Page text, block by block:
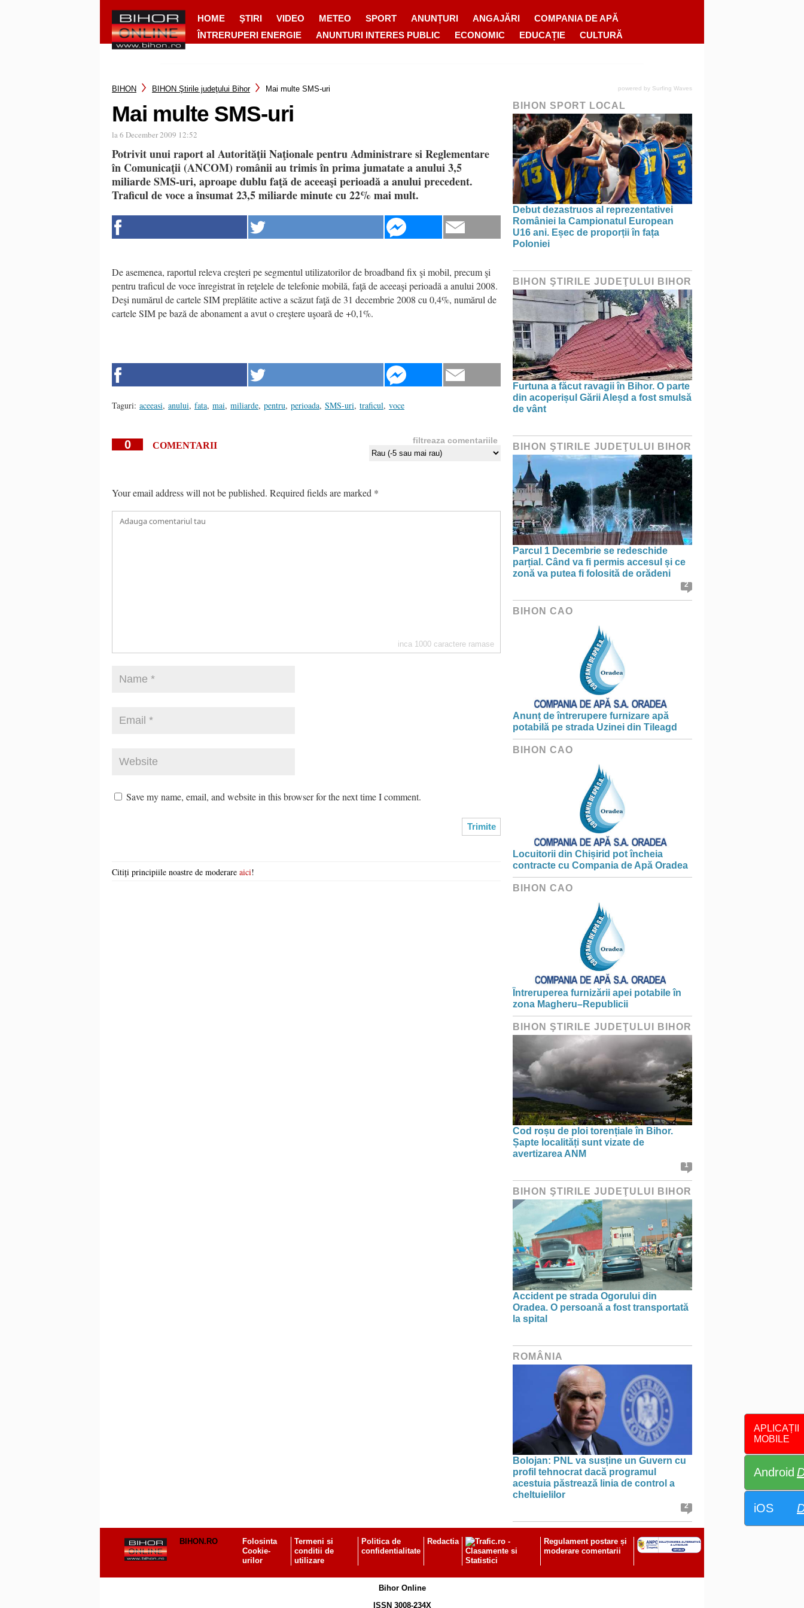
HOME ŞTIRI VIDEO METEO SPORT ANUNȚURI ANGAJĂRI
COMPANIA DE APĂ
ÎNTRERUPERI ENERGIE
ANUNTURI INTERES PUBLIC ECONOMIC EDUCAȚIE CULTURĂ
APLICAȚII
MOBILE
Android
iOS
BIHON BIHON Ştirile judeţului Bihor Mai multe SMS-uri
Mai multe SMS-uri
la 6 December 2009 12:52
Potrivit unui raport al Autorităţii Naţionale pentru Administrare si Reglementare
în Comunicaţii (ANCOM) românii au trimis în prima jumatate a anului 3,5
miliarde SMS-uri, aproape dublu faţă de aceeaşi perioadă a anului precedent.
Traficul de voce a însumat 23,5 miliarde minute cu 22% mai mult.
De asemenea, raportul releva creşteri pe segmentul utilizatorilor de broadband fix şi mobil, precum şi
pentru traficul de voce înregistrat în reţelele de telefonie mobilă, faţă de aceeaşi perioadă a anului 2008.
Deşi numărul de cartele SIM preplătite active a scăzut faţă de 31 decembrie 2008 cu 0,4%, numărul de
cartele SIM pe bază de abonament a avut o creştere uşoară de +0,1%.
Taguri: aceeasi, anului, fata, mai, miliarde, pentru, perioada, SMS-uri, traficul, voce
0 COMENTARII filtreaza comentariile
Your email address will not be published. Required fields are marked *
inca 1000 caractere ramase
Save my name, email, and website in this browser for the next time I comment.
Citiți principiile noastre de moderare aici!
powered by Surfing Waves
BIHON SPORT LOCAL
Debut dezastruos al reprezentativei
României la Campionatul European
U16 ani. Eșec de proporții în fața
Poloniei
BIHON ŞTIRILE JUDEŢULUI BIHOR
Furtuna a făcut ravagii în Bihor. O parte
din acoperișul Gării Aleșd a fost smulsă
de vânt
BIHON ŞTIRILE JUDEŢULUI BIHOR
Parcul 1 Decembrie se redeschide
parțial. Când va fi permis accesul și ce
zonă va putea fi folosită de orădeni
2
BIHON CAO
Anunț de întrerupere furnizare apă
potabilă pe strada Uzinei din Tileagd
BIHON CAO
Locuitorii din Chișirid pot încheia
contracte cu Compania de Apă Oradea
BIHON CAO
Întreruperea furnizării apei potabile în
zona Magheru–Republicii
BIHON ŞTIRILE JUDEŢULUI BIHOR
Cod roșu de ploi torențiale în Bihor.
Șapte localități sunt vizate de
avertizarea ANM
1
BIHON ŞTIRILE JUDEŢULUI BIHOR
Accident pe strada Ogorului din
Oradea. O persoană a fost transportată
la spital
ROMÂNIA
Bolojan: PNL va susține un Guvern cu
profil tehnocrat dacă programul
acestuia păstrează linia de control a
cheltuielilor
2
BIHON.RO
Folosinta
Cookie-
urilor
Termeni si
conditii de
utilizare
Politica de
confidentialitate
Redactia
Regulament postare și
moderare comentarii
Bihor Online
ISSN 3008-234X